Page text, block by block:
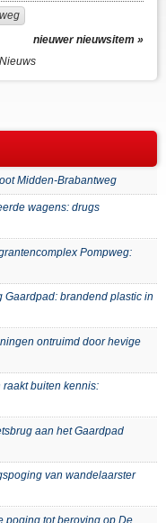
nieuwer nieuwsitem »
Nieuws
Midden-Brabantweg
wagens: drugs
Pompweg:
brandend plastic in
ontruimd door hevige
buiten kennis:
aan het Gaardpad
van wandelaarster